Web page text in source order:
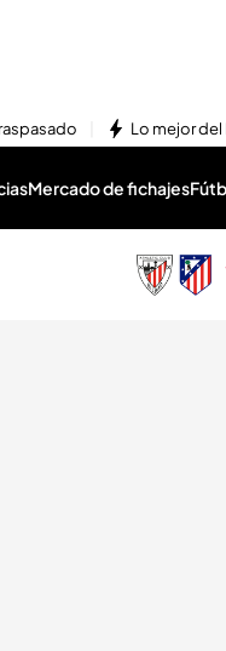
Lo mejor
Mercado de fichajes